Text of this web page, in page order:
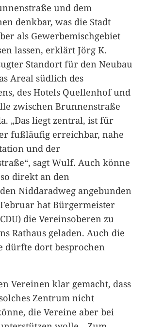
und dem
denkbar, was die Stadt
als Gewerbemischgebiet
lassen, erklärt Jörg K.
Standort für den Neubau
Areal südlich des
des Hotels Quellenhof und
zwischen Brunnenstraße
„Das liegt zentral, ist für
fußläufig erreichbar, nahe
und der
sagt Wulf. Auch könne
direkt an den
Niddaradweg angebunden
hat Bürgermeister
die Vereinsoberen zu
Rathaus geladen. Auch die
dürfte dort besprochen
Vereinen klar gemacht, dass
Zentrum nicht
die Vereine aber bei